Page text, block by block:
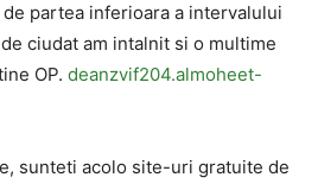
partea inferioara a intervalului
ciudat am intalnit si o multime
OP. deanzvif204.almoheet-
sunteti acolo site-uri gratuite de